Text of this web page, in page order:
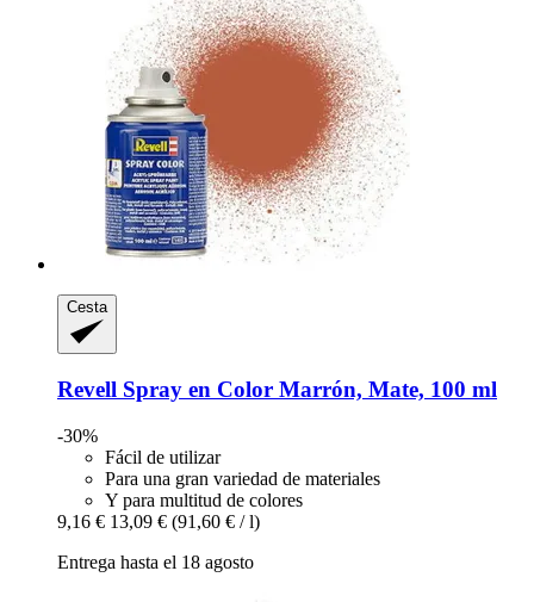
Cesta
Revell Spray en Color Marrón, Mate, 100 ml
-30%
Fácil de utilizar
Para una gran variedad de materiales
Y para multitud de colores
9,16 € 13,09 € (91,60 € / l)
Entrega hasta el 18 agosto